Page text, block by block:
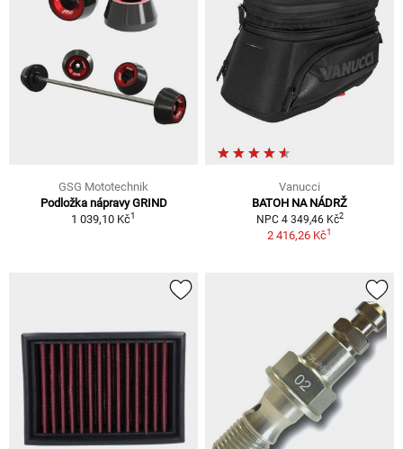
GSG Mototechnik
Podložka nápravy GRIND
1 039,10 Kč1
Vanucci
BATOH NA NÁDRŽ
NPC 4 349,46 Kč2
2 416,26 Kč1